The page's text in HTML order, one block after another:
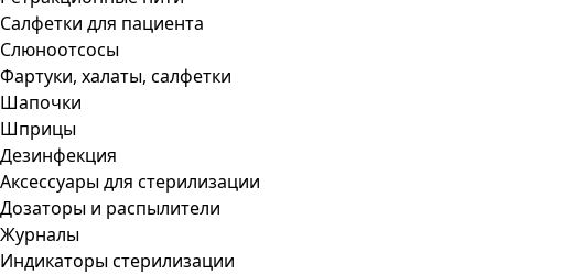
Салфетки для пациента
Слюноотсосы
Фартуки, халаты, салфетки
Шапочки
Шприцы
Дезинфекция
Аксессуары для стерилизации
Дозаторы и распылители
Журналы
Индикаторы стерилизации